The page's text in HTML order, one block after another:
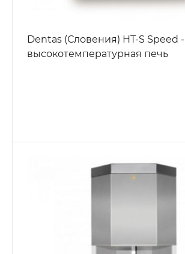
Dentas (Словения) HT-S Speed -
высокотемпературная печь